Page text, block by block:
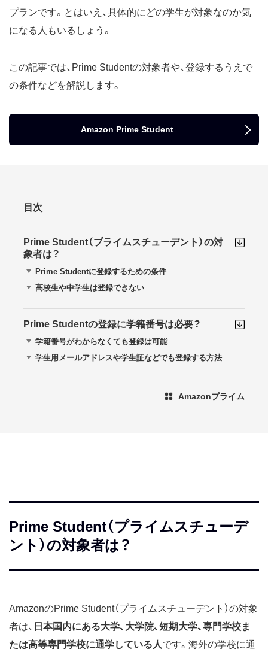
プランです。とはいえ、具体的にどの学生が対象なのか気
になる人もいるしょう。
この記事では、Prime Studentの対象者や、登録するうえで
の条件などを解説します。
Amazon Prime Student
目次
Prime Student（プライムスチューデント）の対
象者は？
Prime Studentに登録するための条件
高校生や中学生は登録できない
Prime Studentの登録に学籍番号は必要？
学籍番号がわからなくても登録は可能
学生用メールアドレスや学生証などでも登録する方法
Amazonプライム
Prime Student（プライムスチューデ
ント）の対象者は？
AmazonのPrime Student（プライムスチューデント）の対象
者は、 日本国内にある大学、大学院、短期大学、専門学校ま
たは高等専門学校に通学している人です。海外の学校に通